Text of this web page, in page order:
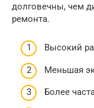
долговечны, чем
ремонта.
Высокий
Меньшая
Более